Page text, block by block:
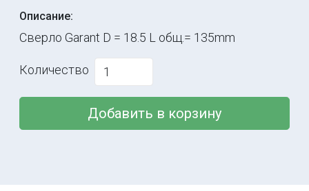
Описание:
Сверло Garant D = 18.5 L общ.= 135mm
Количество
Добавить в корзину